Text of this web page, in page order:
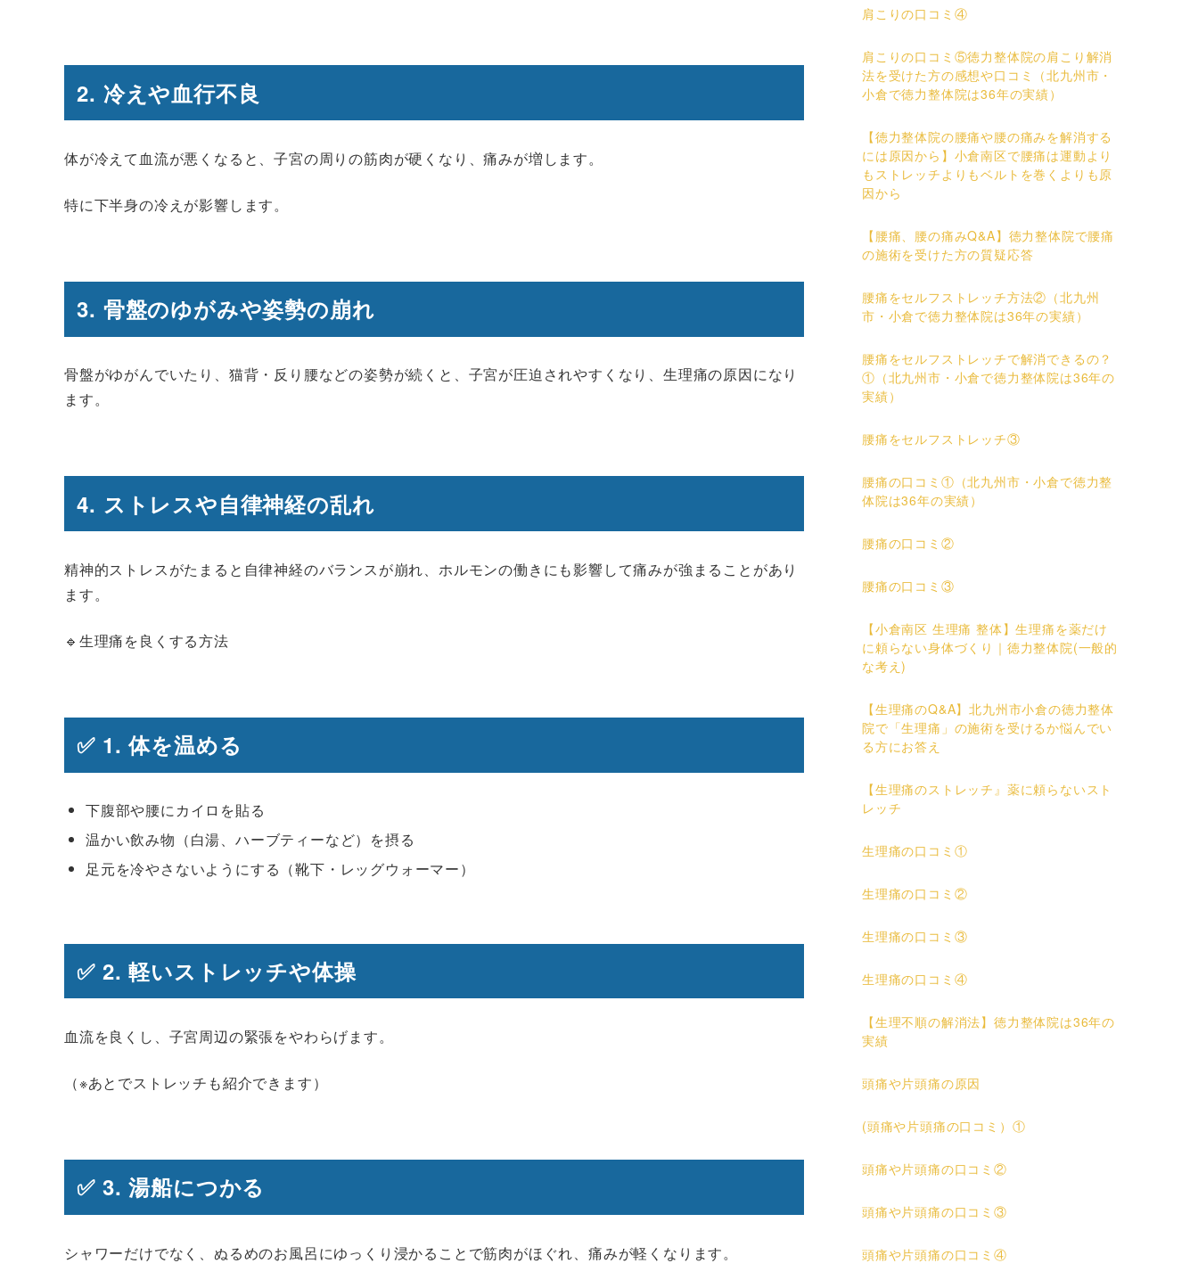
2. 冷えや血行不良
体が冷えて血流が悪くなると、子宮の周りの筋肉が硬くなり、痛みが増します。
特に下半身の冷えが影響します。
3. 骨盤のゆがみや姿勢の崩れ
骨盤がゆがんでいたり、猫背・反り腰などの姿勢が続くと、子宮が圧迫されやすくなり、生理痛の原因になり
ます。
4. ストレスや自律神経の乱れ
精神的ストレスがたまると自律神経のバランスが崩れ、ホルモンの働きにも影響して痛みが強まることがあり
ます。
🔹生理痛を良くする方法
✅ 1. 体を温める
下腹部や腰にカイロを貼る
温かい飲み物（白湯、ハーブティーなど）を摂る
足元を冷やさないようにする（靴下・レッグウォーマー）
✅ 2. 軽いストレッチや体操
血流を良くし、子宮周辺の緊張をやわらげます。
（※あとでストレッチも紹介できます）
✅ 3. 湯船につかる
シャワーだけでなく、ぬるめのお風呂にゆっくり浸かることで筋肉がほぐれ、痛みが軽くなります。
肩こりの口コミ④
肩こりの口コミ⑤徳力整体院の肩こり解消
法を受けた方の感想や口コミ（北九州市・
小倉で徳力整体院は36年の実績）
【徳力整体院の腰痛や腰の痛みを解消する
には原因から】小倉南区で腰痛は運動より
もストレッチよりもベルトを巻くよりも原
因から
【腰痛、腰の痛みQ&A】徳力整体院で腰痛
の施術を受けた方の質疑応答
腰痛をセルフストレッチ方法②（北九州
市・小倉で徳力整体院は36年の実績）
腰痛をセルフストレッチで解消できるの？
①（北九州市・小倉で徳力整体院は36年の
実績）
腰痛をセルフストレッチ③
腰痛の口コミ①（北九州市・小倉で徳力整
体院は36年の実績）
腰痛の口コミ②
腰痛の口コミ③
【小倉南区 生理痛 整体】生理痛を薬だけ
に頼らない身体づくり｜徳力整体院(一般的
な考え)
【生理痛のQ&A】北九州市小倉の徳力整体
院で「生理痛」の施術を受けるか悩んでい
る方にお答え
【生理痛のストレッチ』薬に頼らないスト
レッチ
生理痛の口コミ①
生理痛の口コミ②
生理痛の口コミ③
生理痛の口コミ④
【生理不順の解消法】徳力整体院は36年の
実績
頭痛や片頭痛の原因
(頭痛や片頭痛の口コミ）①
頭痛や片頭痛の口コミ②
頭痛や片頭痛の口コミ③
頭痛や片頭痛の口コミ④